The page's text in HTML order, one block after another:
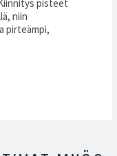
pisteet
niin
pirteämpi,